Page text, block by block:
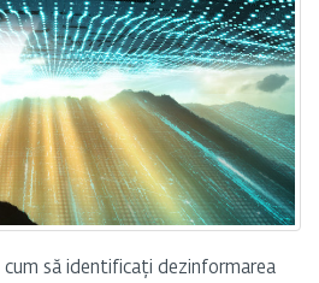
să identificați dezinformarea